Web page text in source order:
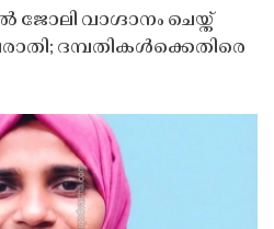
വാഗ്ദാനം ചെയ്ത്
ദമ്പതികൾക്കെതിരെ